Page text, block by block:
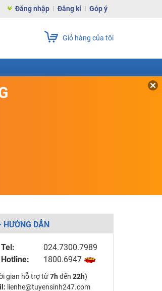
Đăng nhập Đăng kí Góp ý
Giỏ hàng của tôi
HƯỚNG DẪN
Tel:
024.7300.7989
Hotline:
1800.6947
gian hỗ trợ từ7h đến 22h)
lienhe@tuyensinh247.com